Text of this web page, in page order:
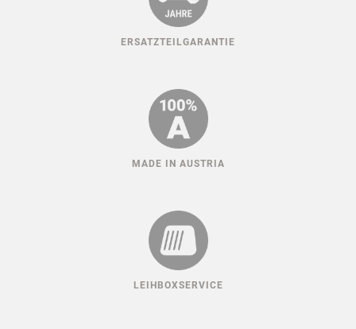
ERSATZTEILGARANTIE
MADE IN AUSTRIA
LEIHBOXSERVICE